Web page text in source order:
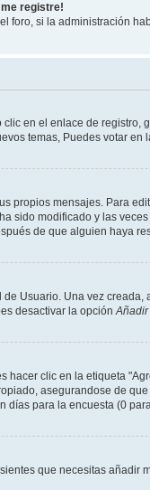
me registre!
foro, si la administración
en el enlace de
temas, Puedes votar en
propios mensajes. Para
sido modificado y las
de que alguien haya
Usuario. Una vez
desactivar la opciónAñadir
clic en la etiqueta
asegurandose de
para la encuesta (0
que necesitas